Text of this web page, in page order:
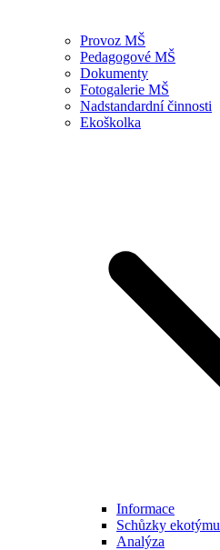
Provoz MŠ
Pedagogové MŠ
Dokumenty
Fotogalerie MŠ
Nadstandardní činnosti
Ekoškolka
Informace
Schůzky ekotýmu
Analýza